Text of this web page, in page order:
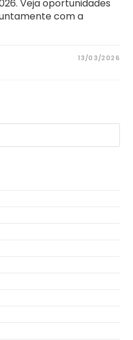
Veja oportunidades
com a
13/03/2026